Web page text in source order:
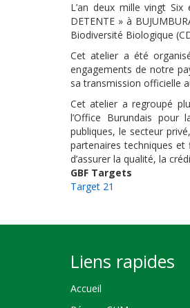
L’an deux mille vingt
DETENTE » à
Biodiversité Biologique
Cet atelier a été
engagements de notre
sa transmission officielle
Cet atelier a regroupé
l’Office Burundais pour
publiques, le secteur
partenaires techniques
d’assurer la qualité, la
GBF Targets
Target 21
Liens rapides
Accueil